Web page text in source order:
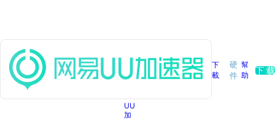
下
載
硬
件
幫
助
下 载
UU
加